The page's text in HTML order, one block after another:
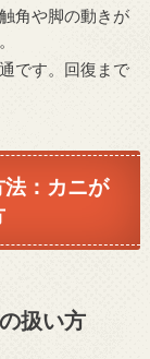
角や脚の動きが
です。回復まで
：カニが
扱い方